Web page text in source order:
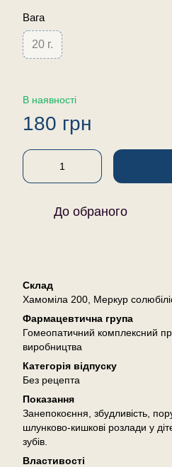
Вага
20 г.
В наявності
180 грн
До обраного
Склад
Хамоміла 200, Меркур
Фармацевтична група
Гомеопатичний комплексний
виробництва
Категорія відпуску
Без рецепта
Показання
Занепокоєння, збудливість,
шлунково-кишкові розлади у
зубів.
Властивості